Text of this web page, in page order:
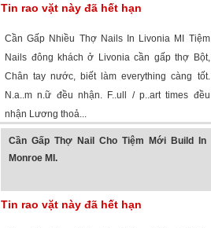
Tin rao vặt này đã hết hạn
Cần Gấp Nhiều Thợ Nails In Livonia MI Tiệm
Nails đông khách ở Livonia cần gấp thợ Bột,
Chân tay nước, biết làm everything càng tốt.
N.a..m n.ữ đều nhận. F..ull / p..art times đều
nhận Lương thoả...
Cần Gấp Thợ Nail Cho Tiệm Mới Build In
Monroe MI.
Tin rao vặt này đã hết hạn